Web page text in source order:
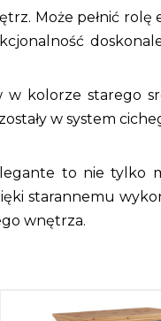
Może pełnić
kolorze starego
w system
to nie tylko
starannemu
wnętrza.